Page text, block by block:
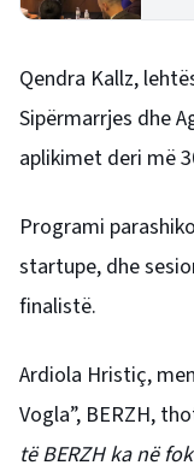
Qendra Kallz,
Sipërmarrjes dhe
aplikimet deri më
Programi
startupe, dhe
finalistë.
Ardiola Hristiç,
Vogla”, BERZH,
të BERZH ka në